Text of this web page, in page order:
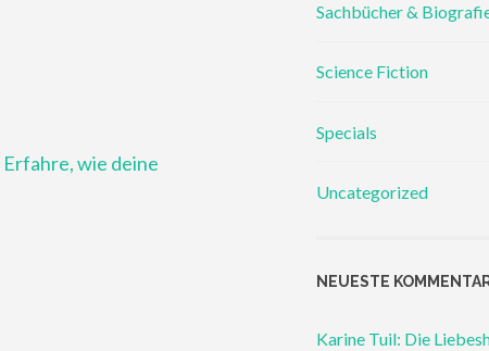
Erfahre, wie deine
Sachbücher &
Science Fiction
Specials
Uncategorized
NEUESTE
Karine Tuil: Die